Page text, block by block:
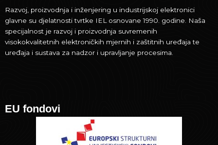
Razvoj, proizvodnja i inženjering u industrijskoj elektronici
glavne su djelatnosti tvrtke IEL osnovane 1990. godine. Naša
specijalnost je razvoj i proizvodnja suvremenih
visokokvalitetnih elektroničkih mjernih i zaštitnih uređaja te
uređaja i sustava za nadzor i upravljanje procesima.
EU fondovi